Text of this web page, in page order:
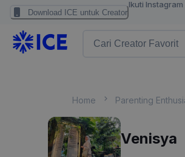
Download ICE untuk Creator
Ikuti Instagram
Home Parenting
Venisya